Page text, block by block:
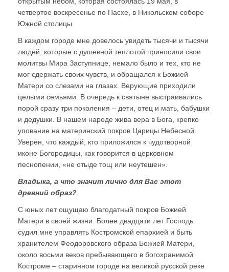
четвертое воскресенье по Пасхе, в Никольском соборе
Южной столицы.
В каждом городе мне довелось увидеть тысячи и тысячи
людей, которые с душевной теплотой приносили свои
молитвы Мира Заступнице, немало было и тех, кто не
мог сдержать своих чувств, и обращался к Божией
Матери со слезами на глазах. Верующие приходили
целыми семьями. В очередь к святыне выстраивались
порой сразу три поколения – дети, отец и мать, бабушки
и дедушки. В нашем народе жива вера в Бога, крепко
упование на материнский покров Царицы Небесной.
Уверен, что каждый, кто приложился к чудотворной
иконе Богородицы, как говорится в церковном
песнопении, «не отыде тощ или неутешен».
Владыка, а что значит лично для Вас этот
древний образ?
С юных лет ощущаю благодатный покров Божией
Матери в своей жизни. Более двадцати лет Господь
судил мне управлять Костромской епархией и быть
хранителем Феодоровского образа Божией Матери,
около восьми веков пребывающего в богохранимой
Костроме – старинном городе на великой русской реке